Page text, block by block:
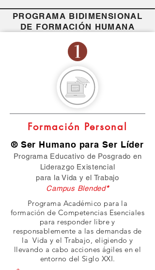
PROGRAMA BIDIMENSIONAL
DE FORMACIÓN HUMANA
Formación Personal
® Ser Humano para Ser Líder
Programa Educativo de Posgrado en
Liderazgo Existencial
para la Vida y el Trabajo
Campus Blended*
Programa Académico para la
formación de Competencias Esenciales
para responder libre y
responsablemente a las demandas de
la Vida y el Trabajo, eligiendo y
llevando a cabo acciones ágiles en el
entorno del Siglo XXI.